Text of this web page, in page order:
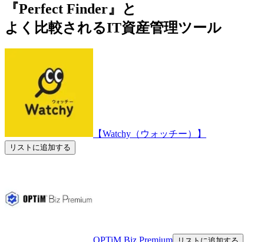
『Perfect Finder』と
よく比較されるIT資産管理ツール
【Watchy（ウォッチー）】
リストに追加する